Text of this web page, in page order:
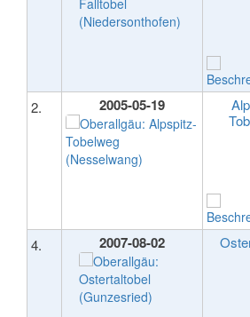
2. 2005-05-19
4. 2007-08-02